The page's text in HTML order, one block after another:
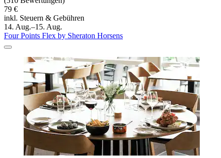
79 €
inkl. Steuern & Gebühren
14. Aug.–15. Aug.
Four Points Flex by Sheraton Horsens